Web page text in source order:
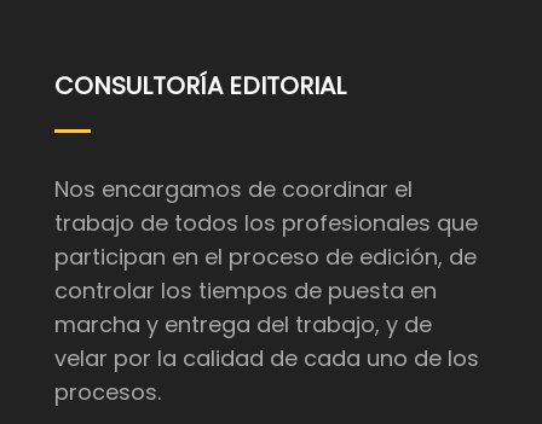
CONSULTORÍA EDITORIAL
Nos encargamos de coordinar el
trabajo de todos los profesionales que
participan en el proceso de edición, de
controlar los tiempos de puesta en
marcha y entrega del trabajo, y de
velar por la calidad de cada uno de los
procesos.